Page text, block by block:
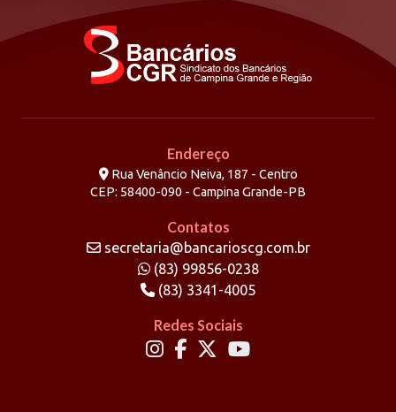
Endereço
Rua Venâncio Neiva, 187 - Centro
CEP: 58400-090 - Campina Grande-PB
Contatos
secretaria@bancarioscg.com.br
(83) 99856-0238
(83) 3341-4005
Redes Sociais